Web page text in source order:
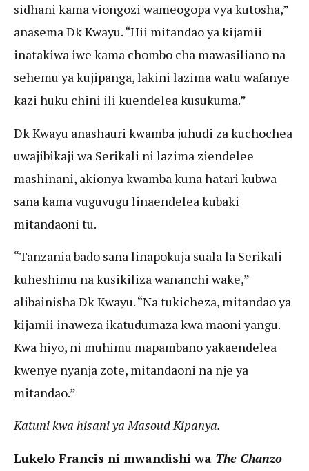
sidhani kama viongozi wameogopa vya kutosha,”
anasema Dk Kwayu. “Hii mitandao ya kijamii
inatakiwa iwe kama chombo cha mawasiliano na
sehemu ya kujipanga, lakini lazima watu wafanye
kazi huku chini ili kuendelea kusukuma.”
Dk Kwayu anashauri kwamba juhudi za kuchochea
uwajibikaji wa Serikali ni lazima ziendelee
mashinani, akionya kwamba kuna hatari kubwa
sana kama vuguvugu linaendelea kubaki
mitandaoni tu.
“Tanzania bado sana linapokuja suala la Serikali
kuheshimu na kusikiliza wananchi wake,”
alibainisha Dk Kwayu. “Na tukicheza, mitandao ya
kijamii inaweza ikatudumaza kwa maoni yangu.
Kwa hiyo, ni muhimu mapambano yakaendelea
kwenye nyanja zote, mitandaoni na nje ya
mitandao.”
Katuni kwa hisani ya Masoud Kipanya.
Lukelo Francis ni mwandishi wa The Chanzo